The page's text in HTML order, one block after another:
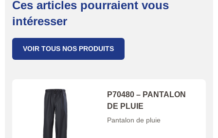
Ces articles pourraient vous
intéresser
VOIR TOUS NOS PRODUITS
P70480 – PANTALON
DE PLUIE
Pantalon de pluie